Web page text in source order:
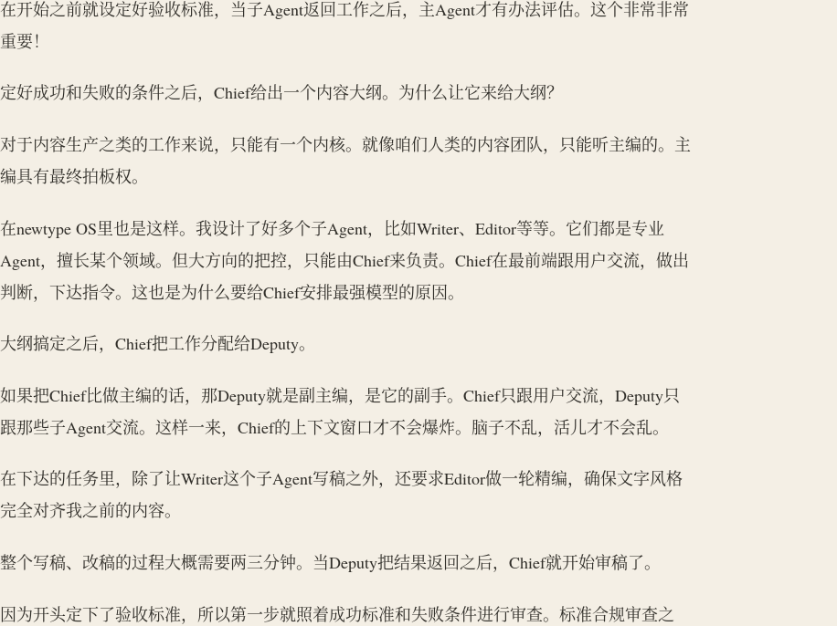
在开始之前就设定好验收标准，当子Agent返回工作之后，主Agent才有办法评估。这个非常非常
重要！
定好成功和失败的条件之后，Chief给出一个内容大纲。为什么让它来给大纲？
对于内容生产之类的工作来说，只能有一个内核。就像咱们人类的内容团队，只能听主编的。主
编具有最终拍板权。
在newtype OS里也是这样。我设计了好多个子Agent，比如Writer、Editor等等。它们都是专业
Agent，擅长某个领域。但大方向的把控，只能由Chief来负责。Chief在最前端跟用户交流，做出
判断，下达指令。这也是为什么要给Chief安排最强模型的原因。
大纲搞定之后，Chief把工作分配给Deputy。
如果把Chief比做主编的话，那Deputy就是副主编，是它的副手。Chief只跟用户交流，Deputy只
跟那些子Agent交流。这样一来，Chief的上下文窗口才不会爆炸。脑子不乱，活儿才不会乱。
在下达的任务里，除了让Writer这个子Agent写稿之外，还要求Editor做一轮精编，确保文字风格
完全对齐我之前的内容。
整个写稿、改稿的过程大概需要两三分钟。当Deputy把结果返回之后，Chief就开始审稿了。
因为开头定下了验收标准，所以第一步就照着成功标准和失败条件进行审查。标准合规审查之